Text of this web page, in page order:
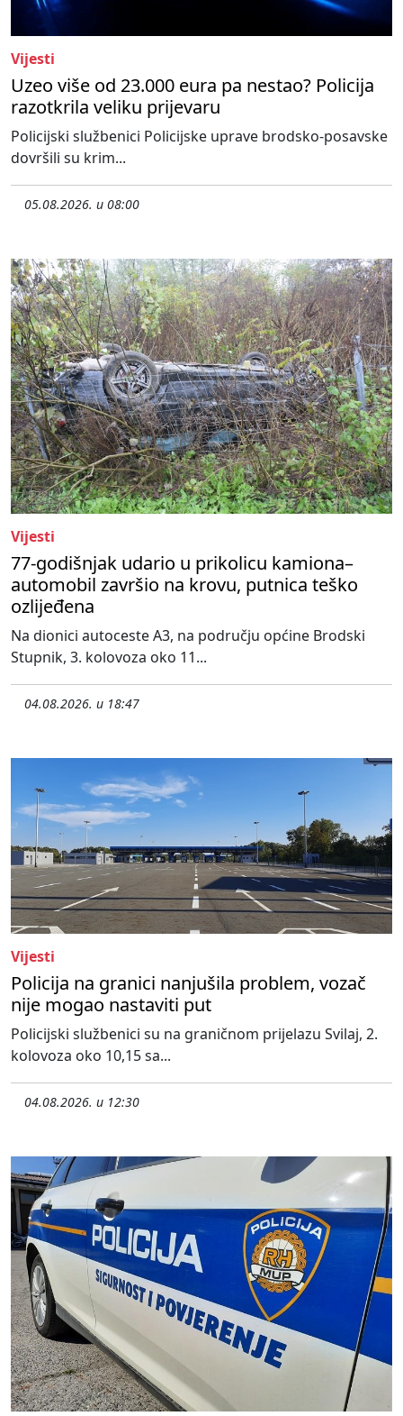
Vijesti
Uzeo više od 23.000 eura pa nestao? Policija
razotkrila veliku prijevaru
Policijski službenici Policijske uprave brodsko-posavske
dovršili su krim...
05.08.2026. u 08:00
Vijesti
77-godišnjak udario u prikolicu kamiona–
automobil završio na krovu, putnica teško
ozlijeđena
Na dionici autoceste A3, na području općine Brodski
Stupnik, 3. kolovoza oko 11...
04.08.2026. u 18:47
Vijesti
Policija na granici nanjušila problem, vozač
nije mogao nastaviti put
Policijski službenici su na graničnom prijelazu Svilaj, 2.
kolovoza oko 10,15 sa...
04.08.2026. u 12:30